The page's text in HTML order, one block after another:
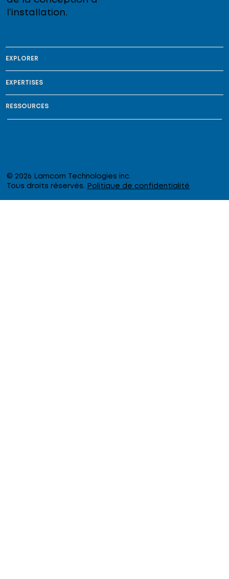
© 2026 Lamcom Technologies inc.
Tous droits réservés.
Politique de confidentialité
EXPLORER
EXPERTISES
RESSOURCES
l’installation.